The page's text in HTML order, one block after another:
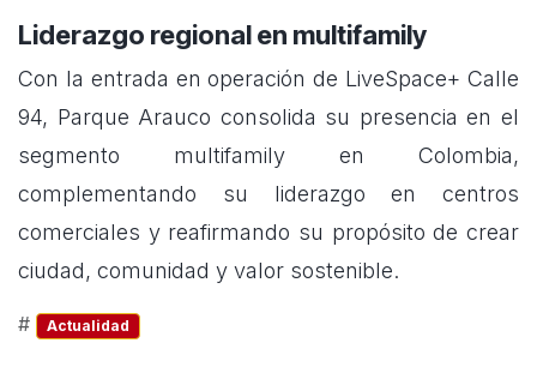
Liderazgo regional en multifamily
Con la entrada en operación de LiveSpace+ Calle
94, Parque Arauco consolida su presencia en el
segmento multifamily en Colombia,
complementando su liderazgo en centros
comerciales y reafirmando su propósito de crear
ciudad, comunidad y valor sostenible.
# Actualidad